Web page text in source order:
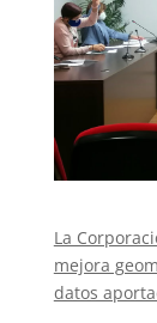
La
mejora
datos